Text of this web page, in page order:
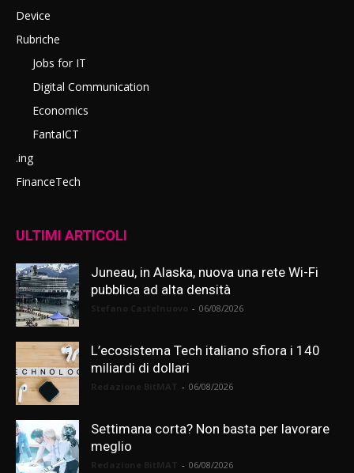
Device
Rubriche
Jobs for IT
Digital Communication
Economics
FantaICT
.ing
FinanceTech
ULTIMI ARTICOLI
Juneau, in Alaska, nuova una rete Wi-Fi
pubblica ad alta densità
- 06/08/2026
L’ecosistema Tech italiano sfiora i 140
miliardi di dollari
- 06/08/2026
Settimana corta? Non basta per lavorare
meglio
- 06/08/2026